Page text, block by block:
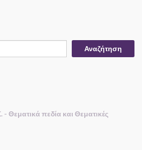
Αναζήτηση
Θεματικά πεδία και Θεματικές